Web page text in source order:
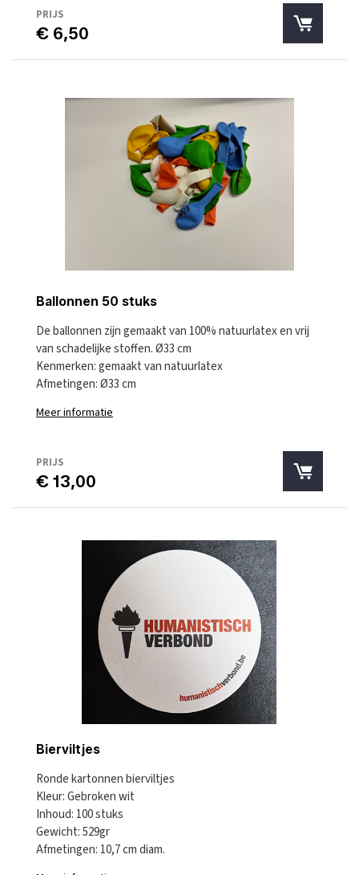
PRIJS
€ 6,50
Ballonnen 50 stuks
De ballonnen zijn gemaakt van 100% natuurlatex en vrij
van schadelijke stoffen. Ø33 cm
Kenmerken: gemaakt van natuurlatex
Afmetingen: Ø33 cm
Meer informatie
PRIJS
€ 13,00
Bierviltjes
Ronde kartonnen bierviltjes
Kleur: Gebroken wit
Inhoud: 100 stuks
Gewicht: 529gr
Afmetingen: 10,7 cm diam.